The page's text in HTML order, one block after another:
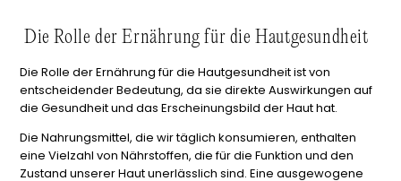
Die Rolle der Ernährung für die Hautgesundheit
Die Rolle der Ernährung für die Hautgesundheit ist von
entscheidender Bedeutung, da sie direkte Auswirkungen auf
die Gesundheit und das Erscheinungsbild der Haut hat.
Die Nahrungsmittel, die wir täglich konsumieren, enthalten
eine Vielzahl von Nährstoffen, die für die Funktion und den
Zustand unserer Haut unerlässlich sind. Eine ausgewogene